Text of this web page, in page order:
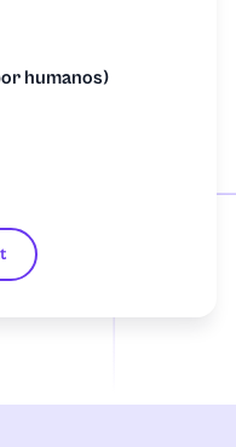
humanos)